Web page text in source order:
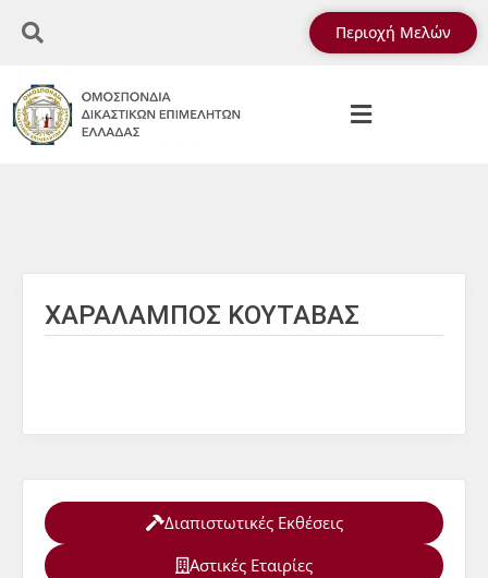
Περιοχή Μελών
ΧΑΡΑΛΑΜΠΟΣ ΚΟΥΤΑΒΑΣ
Διαπιστωτικές Εκθέσεις
Αστικές Εταιρίες